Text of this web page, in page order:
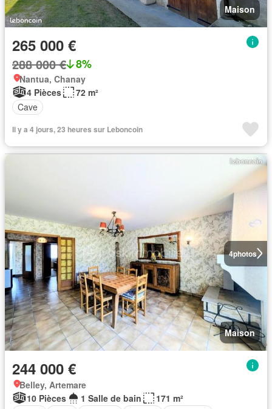
Maison
265 000 €
288 000 € 8%
Nantua, Chanay
4 Pièces
72 m²
Cave
Il y a 4 jours, 23 heures sur Leboncoin
4photos
Maison
244 000 €
Belley, Artemare
10 Pièces
1 Salle de bain
171 m²